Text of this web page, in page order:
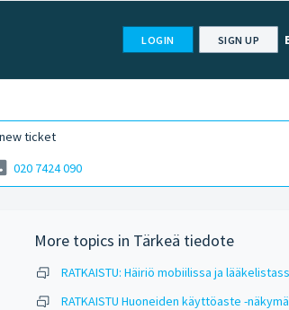
LOGIN SIGN UP
ticket
020 7424 090
More topics in Tärkeä tiedote
RATKAISTU: Häiriö mobiilissa ja